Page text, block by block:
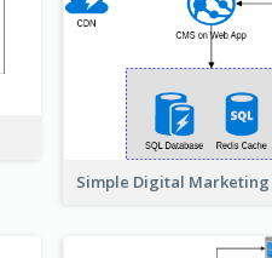
Simple Digital Marketing